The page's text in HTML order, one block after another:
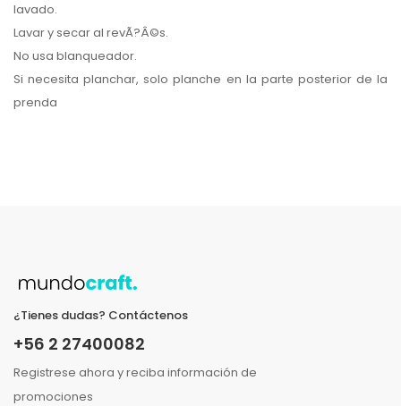
lavado.
Lavar y secar al revÃ?Â©s.
No usa blanqueador.
Si necesita planchar, solo planche en la parte posterior de la
prenda
¿Tienes dudas? Contáctenos
+56 2 27400082
Registrese ahora y reciba información de
promociones